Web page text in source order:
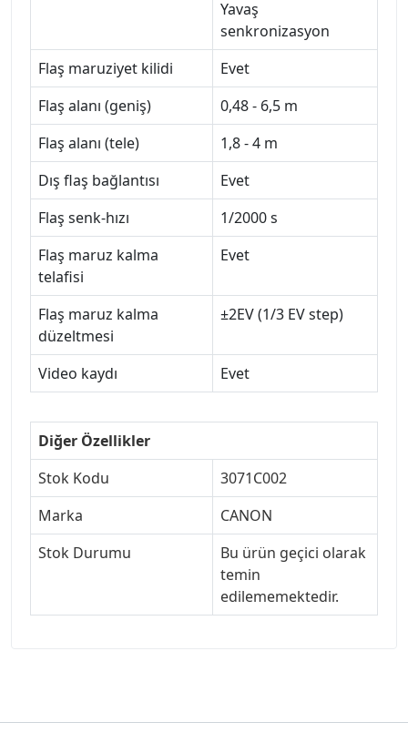
Yavaş
senkronizasyon
Flaş maruziyet kilidi
Evet
Flaş alanı (geniş)
0,48 - 6,5 m
Flaş alanı (tele)
1,8 - 4 m
Dış flaş bağlantısı
Evet
Flaş senk-hızı
1/2000 s
Flaş maruz kalma
telafisi
Evet
Flaş maruz kalma
düzeltmesi
±2EV (1/3 EV step)
Video kaydı Evet
Diğer Özellikler
Stok Kodu
3071C002
Marka
CANON
Stok Durumu
Bu ürün geçici olarak
temin
edilememektedir.